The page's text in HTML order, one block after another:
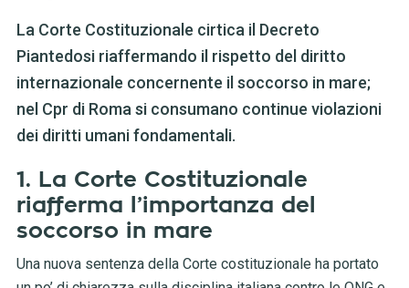
La Corte Costituzionale cirtica il Decreto
Piantedosi riaffermando il rispetto del diritto
internazionale concernente il soccorso in mare;
nel Cpr di Roma si consumano continue violazioni
dei diritti umani fondamentali.
1. La Corte Costituzionale
riafferma l’importanza del
soccorso in mare
Una nuova sentenza della Corte costituzionale ha portato